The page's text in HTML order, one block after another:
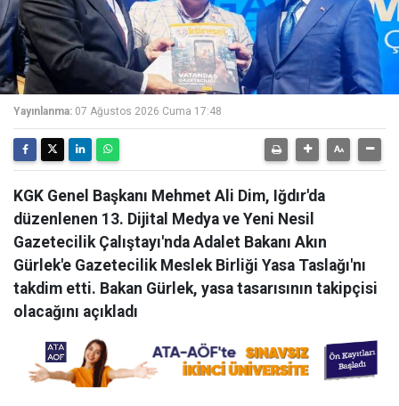
Yayınlanma: 07 Ağustos 2026 Cuma 17:48
KGK Genel Başkanı Mehmet Ali Dim, Iğdır'da
düzenlenen 13. Dijital Medya ve Yeni Nesil
Gazetecilik Çalıştayı'nda Adalet Bakanı Akın
Gürlek'e Gazetecilik Meslek Birliği Yasa Taslağı'nı
takdim etti. Bakan Gürlek, yasa tasarısının takipçisi
olacağını açıkladı